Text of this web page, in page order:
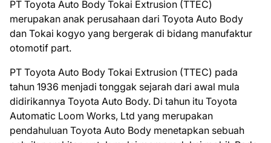
PT Toyota Auto Body Tokai Extrusion (TTEC)
merupakan anak perusahaan dari Toyota Auto Body
dan Tokai kogyo yang bergerak di bidang manufaktur
otomotif part.
PT Toyota Auto Body Tokai Extrusion (TTEC) pada
tahun 1936 menjadi tonggak sejarah dari awal mula
didirikannya Toyota Auto Body. Di tahun itu Toyota
Automatic Loom Works, Ltd yang merupakan
pendahuluan Toyota Auto Body menetapkan sebuah